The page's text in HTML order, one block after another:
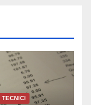
TECNICI